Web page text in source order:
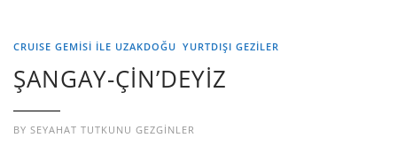
CRUISE GEMİSİ İLE UZAKDOĞU YURTDIŞI GEZILER
ŞANGAY-ÇİN’DEYİZ
BY SEYAHAT TUTKUNU GEZGINLER